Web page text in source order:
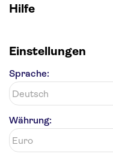
Hilfe
Einstellungen
Sprache:
Währung: